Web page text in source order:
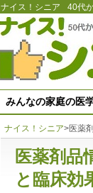
ナイス！シニア 40代
みんなの家庭の医
ナイス！シニア>医薬
医薬剤品
と臨床効